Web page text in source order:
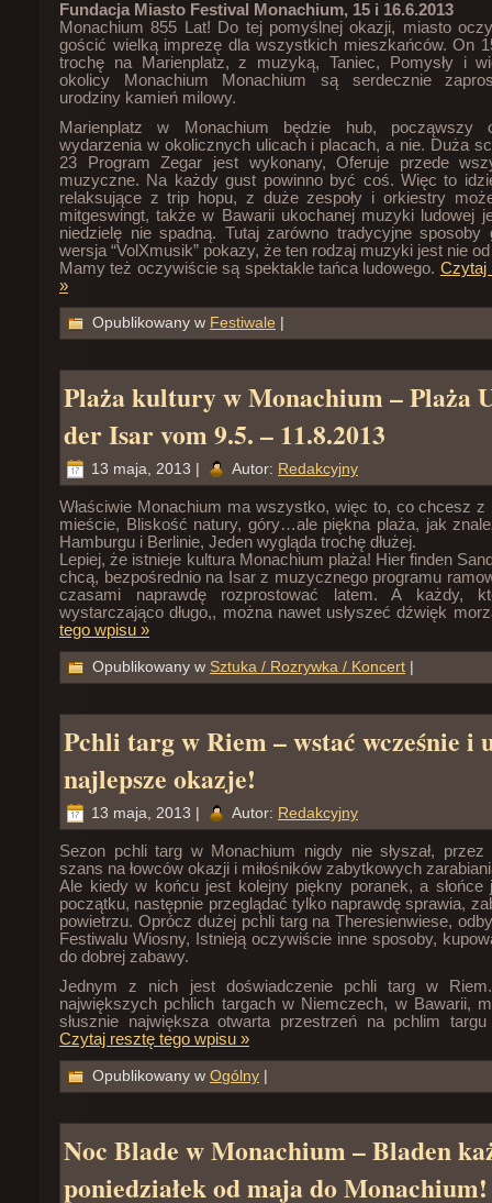
Fundacja Miasto Festival Monachium, 15 i 16.6.2013
Monachium 855 Lat! Do tej pomyślnej okazji, miasto
gościć wielką imprezę dla wszystkich mieszkańców. On
trochę na Marienplatz, z muzyką, Taniec, Pomysły i
okolicy Monachium Monachium są serdecznie
urodziny kamień milowy.
Marienplatz w Monachium będzie hub, począwszy
wydarzenia w okolicznych ulicach i placach, a nie. Duża
23 Program Zegar jest wykonany, Oferuje przede
muzyczne. Na każdy gust powinno być coś. Więc to
relaksujące z trip hopu, z duże zespoły i orkiestry
mitgeswingt, także w Bawarii ukochanej muzyki ludowej
niedzielę nie spadną. Tutaj zarówno tradycyjne sposoby
wersja “VolXmusik” pokazy, że ten rodzaj muzyki jest nie
Mamy też oczywiście są spektakle tańca ludowego. Czytaj
»
Opublikowany w Festiwale |
Plaża kultury w Monachium – Plaża
der Isar vom 9.5. – 11.8.2013
13 maja, 2013 | Autor: Redakcyjny
Właściwie Monachium ma wszystko, więc to, co chcesz z
mieście, Bliskość natury, góry…ale piękna plaża, jak
Hamburgu i Berlinie, Jeden wygląda trochę dłużej.
Lepiej, że istnieje kultura Monachium plaża! Hier finden
chcą, bezpośrednio na Isar z muzycznego programu
czasami naprawdę rozprostować latem. A każdy,
wystarczająco długo,, można nawet usłyszeć dźwięk
tego wpisu »
Opublikowany w Sztuka / Rozrywka / Koncert |
Pchli targ w Riem – wstać wcześnie i
najlepsze okazje!
13 maja, 2013 | Autor: Redakcyjny
Sezon pchli targ w Monachium nigdy nie słyszał,
szans na łowców okazji i miłośników zabytkowych
Ale kiedy w końcu jest kolejny piękny poranek, a słońce
początku, następnie przeglądać tylko naprawdę sprawia,
powietrzu. Oprócz dużej pchli targ na Theresienwiese,
Festiwalu Wiosny, Istnieją oczywiście inne sposoby,
do dobrej zabawy.
Jednym z nich jest doświadczenie pchli targ w
największych pchlich targach w Niemczech, w Bawarii,
słusznie największa otwarta przestrzeń na pchlim
Czytaj resztę tego wpisu »
Opublikowany w Ogólny |
Noc Blade w Monachium – Bladen
poniedziałek od maja do Monachium!